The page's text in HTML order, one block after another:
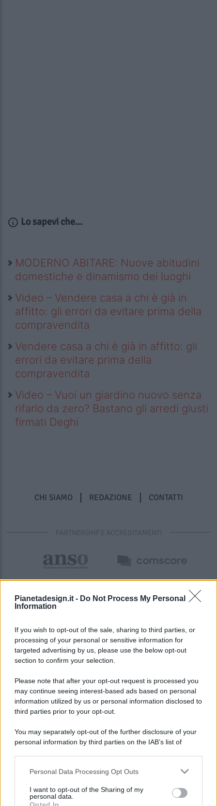
Pianetadesign.it - Do Not Process My Personal
Information
If you wish to opt-out of the sale, sharing to third parties, or
processing of your personal or sensitive information for
targeted advertising by us, please use the below opt-out
section to confirm your selection.
Please note that after your opt-out request is processed you
may continue seeing interest-based ads based on personal
information utilized by us or personal information disclosed to
third parties prior to your opt-out.
You may separately opt-out of the further disclosure of your
personal information by third parties on the IAB’s list of
This information may also be disclosed by us to third parties
disclose it to other third parties.
Personal Data Processing Opt Outs
I want to opt-out of the Sharing of my
personal data.
Lo sapevi che...
MODERNO ABITARE: Nuove abitudini
domestiche e dinamismo dei luoghi
Video – Vendere casa a chi è già in
affitto: gli errori da evitare prima della
compravendita
Vendere casa a chi è già in affitto: gli
errori da evitare prima della
compravendita
Video – Vuoi un giardino nuovo senza
rifarlo da zero? Bastano gli arredi giusti
firmati Deghi
CHI SIAMO REDAZIONE CONTATTI
PARTNERSHIP E ACCREDITAMENTI
© 2026 - Pianeta Design - P.IVA 04827280654 - Testata
Registrata Al Tribunale Di Nocera Inferiore N. 8/2020 - RG N.
ISCRIZIONE AL ROC N. 35792 – ISCRITTA ALL’ANSO
(ASSOCIAZIONE NAZIONALE STAMPA ONLINE)
PREFERENZE PRIVACY